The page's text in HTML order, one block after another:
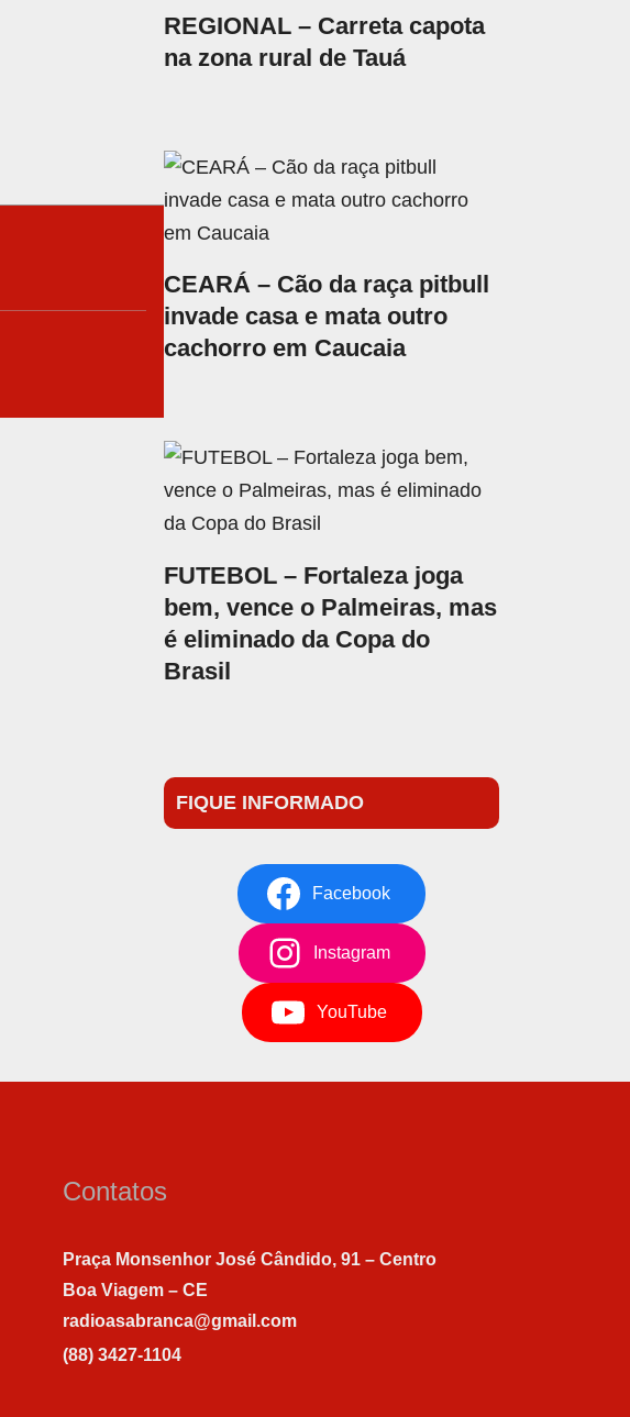
REGIONAL – Carreta capota
na zona rural de Tauá
CEARÁ – Cão da raça pitbull
invade casa e mata outro
cachorro em Caucaia
FUTEBOL – Fortaleza joga
bem, vence o Palmeiras, mas
é eliminado da Copa do
Brasil
FIQUE INFORMADO
Facebook
Instagram
YouTube
Contatos
Praça Monsenhor José Cândido, 91 – Centro
Boa Viagem – CE
radioasabranca@gmail.com
(88) 3427-1104